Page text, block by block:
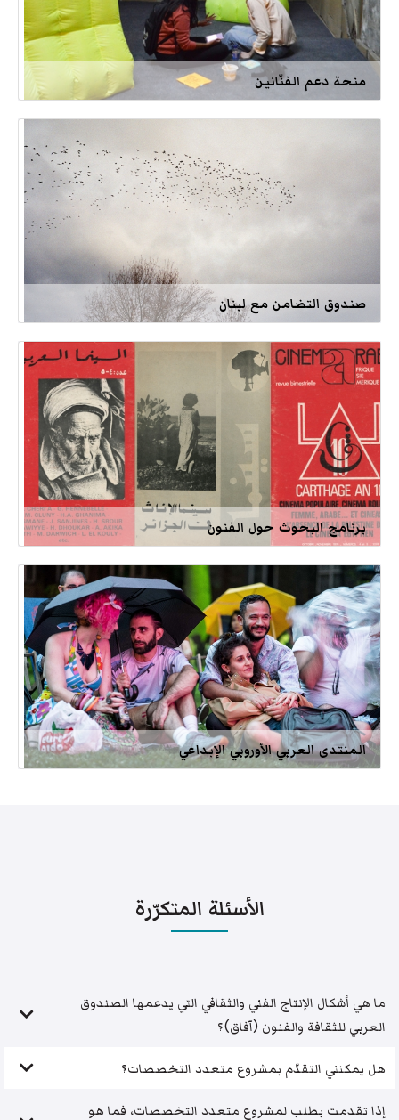
منحة دعم الفنّانين
صندوق التضامن مع لبنان
برنامج البحوث حول الفنون
المنتدى العربي الأوروبي الإبداعي
الأسئلة المتكرّرة
ما هي أشكال الإنتاج الفني والثقافي التي يدعمها الصندوق
العربي للثقافة والفنون (آفاق)؟
هل يمكنني التقدّم بمشروع متعدد التخصصات؟
إذا تقدمت بطلب لمشروع متعدد التخصصات، فما هو